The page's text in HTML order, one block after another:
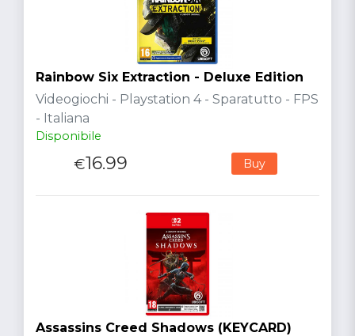
Rainbow Six Extraction - Deluxe Edition
Videogiochi - Playstation 4 - Sparatutto - FPS
- Italiana
Disponibile
€16.99 Buy
Assassins Creed Shadows (KEYCARD)